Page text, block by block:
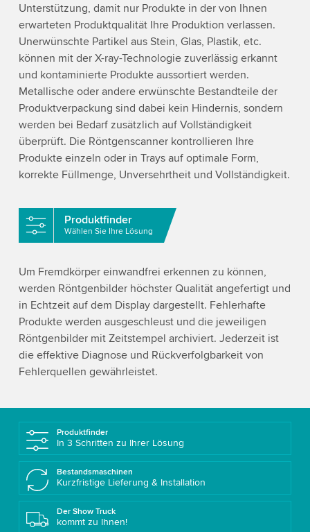
Unterstützung, damit nur Produkte in der von Ihnen
erwarteten Produktqualität Ihre Produktion verlassen.
Unerwünschte Partikel aus Stein, Glas, Plastik, etc.
können mit der X-ray-Technologie zuverlässig erkannt
und kontaminierte Produkte aussortiert werden.
Metallische oder andere erwünschte Bestandteile der
Produktverpackung sind dabei kein Hindernis, sondern
werden bei Bedarf zusätzlich auf Vollständigkeit
überprüft. Die Röntgenscanner kontrollieren Ihre
Produkte einzeln oder in Trays auf optimale Form,
korrekte Füllmenge, Unversehrtheit und Vollständigkeit.
Produktfinder
Wählen Sie Ihre Lösung
Um Fremdkörper einwandfrei erkennen zu können,
werden Röntgenbilder höchster Qualität angefertigt und
in Echtzeit auf dem Display dargestellt. Fehlerhafte
Produkte werden ausgeschleust und die jeweiligen
Röntgenbilder mit Zeitstempel archiviert. Jederzeit ist
die effektive Diagnose und Rückverfolgbarkeit von
Fehlerquellen gewährleistet.
Produktfinder
In 3 Schritten zu Ihrer Lösung
Bestandsmaschinen
Kurzfristige Lieferung & Installation
Der Show Truck
kommt zu Ihnen!